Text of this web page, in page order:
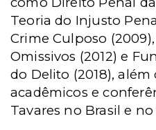
Teoria do Injusto
Crime Culposo
Omissivos (2012) e
do Delito (2018),
acadêmicos e
Tavares no Brasil e